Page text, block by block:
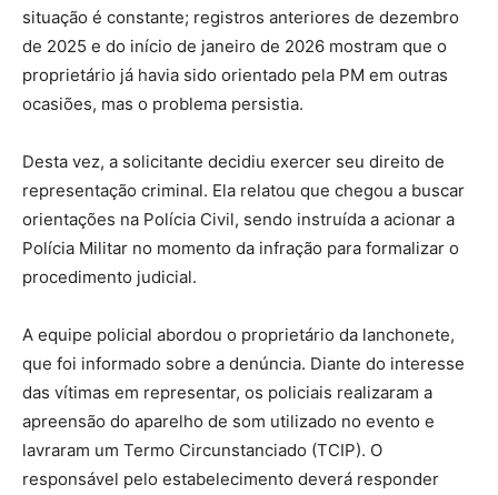
situação é constante; registros anteriores de dezembro
de 2025 e do início de janeiro de 2026 mostram que o
proprietário já havia sido orientado pela PM em outras
ocasiões, mas o problema persistia.
Desta vez, a solicitante decidiu exercer seu direito de
representação criminal. Ela relatou que chegou a buscar
orientações na Polícia Civil, sendo instruída a acionar a
Polícia Militar no momento da infração para formalizar o
procedimento judicial.
A equipe policial abordou o proprietário da lanchonete,
que foi informado sobre a denúncia. Diante do interesse
das vítimas em representar, os policiais realizaram a
apreensão do aparelho de som utilizado no evento e
lavraram um Termo Circunstanciado (TCIP). O
responsável pelo estabelecimento deverá responder